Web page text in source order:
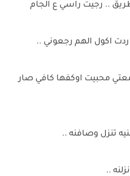
.. رجيت راسي ع الجام
اكول الهم رجعوني ..
محبيت اوكفها كافي صار
تنزل وصافنه ..
..